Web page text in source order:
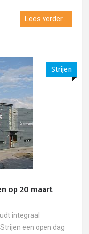
Lees verder...
Strijen
op 20 maart
integraal
een open dag